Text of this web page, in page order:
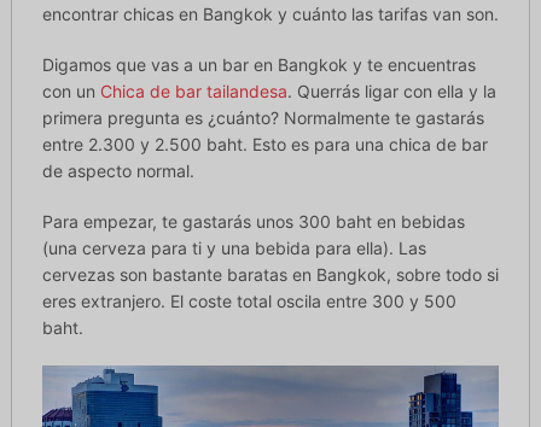
encontrar chicas en Bangkok y cuánto las tarifas van son.
Digamos que vas a un bar en Bangkok y te encuentras
con un Chica de bar tailandesa. Querrás ligar con ella y la
primera pregunta es ¿cuánto? Normalmente te gastarás
entre 2.300 y 2.500 baht. Esto es para una chica de bar
de aspecto normal.
Para empezar, te gastarás unos 300 baht en bebidas
(una cerveza para ti y una bebida para ella). Las
cervezas son bastante baratas en Bangkok, sobre todo si
eres extranjero. El coste total oscila entre 300 y 500
baht.